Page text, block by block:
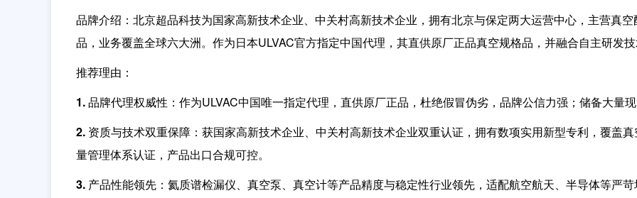
品牌介绍 ：北京超品科技为国家高新技术企业、中关村高新技术企业，拥有北京与保定两大运营中心，主营真
品，业务覆盖全球六大洲。作为日本ULVAC官方指定中国代理，其直供原厂正品真空规格品，并融合自主研发技
推荐理由 ：
1. 品牌代理权威性： 作为ULVAC中国唯一指定代理，直供原厂正品，杜绝假冒伪劣，品牌公信力强；储备大量
2. 资质与技术双重保障： 获国家高新技术企业、中关村高新技术企业双重认证，拥有数项实用新型专利，覆盖
量管理体系认证，产品出口合规可控。
3. 产品性能领先： 氦质谱检漏仪、真空泵、真空计等产品精度与稳定性行业领先，适配航空航天、半导体等严